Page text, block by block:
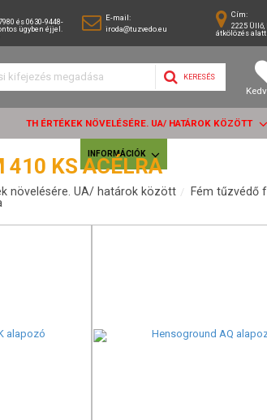
és 0630-9448-
ügyben éjjel.
E-mail:
iroda@tuzvedo.eu
Cím:
2225 Üllő,
átkölözés alatt
KERESÉS
TH ÉRTÉKEK NÖVELÉSÉRE. UA/ HATÁROK KÖZÖTT
INFORMÁCIÓK
410 KS ACÉLRA
növelésére. UA/ határok között
Fém tűzvédő